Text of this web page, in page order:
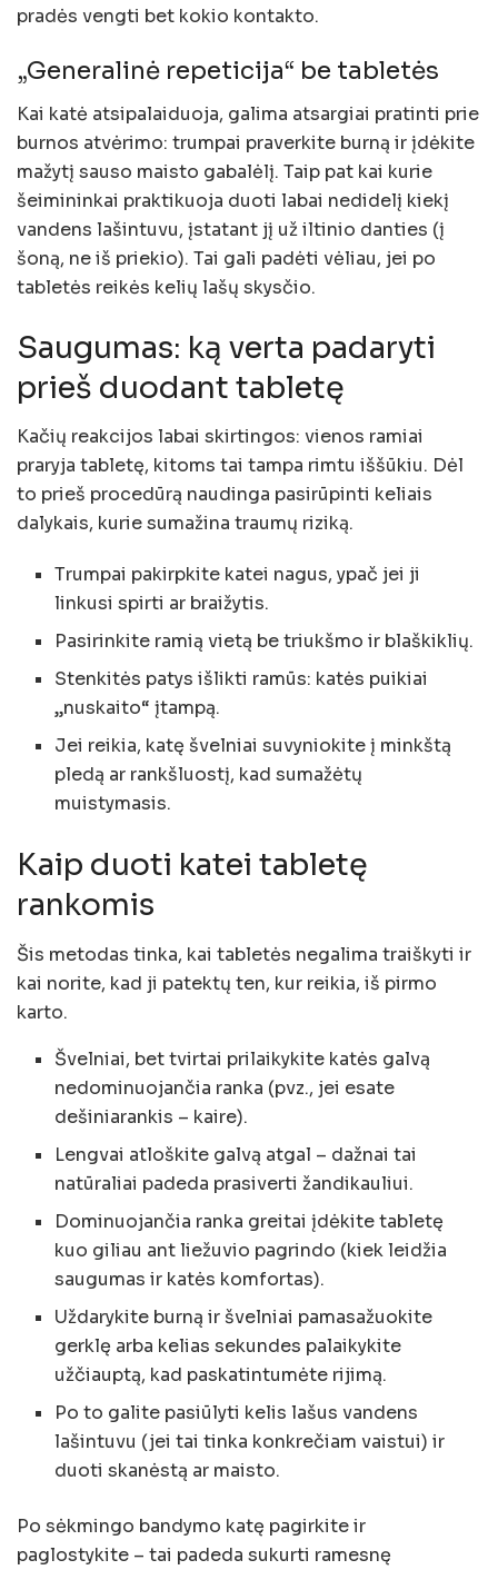
pradės vengti bet kokio kontakto.
„Generalinė repeticija“ be tabletės
Kai katė atsipalaiduoja, galima atsargiai pratinti prie
burnos atvėrimo: trumpai praverkite burną ir įdėkite
mažytį sauso maisto gabalėlį. Taip pat kai kurie
šeimininkai praktikuoja duoti labai nedidelį kiekį
vandens lašintuvu, įstatant jį už iltinio danties (į
šoną, ne iš priekio). Tai gali padėti vėliau, jei po
tabletės reikės kelių lašų skysčio.
Saugumas: ką verta padaryti
prieš duodant tabletę
Kačių reakcijos labai skirtingos: vienos ramiai
praryja tabletę, kitoms tai tampa rimtu iššūkiu. Dėl
to prieš procedūrą naudinga pasirūpinti keliais
dalykais, kurie sumažina traumų riziką.
Trumpai pakirpkite katei nagus, ypač jei ji
linkusi spirti ar braižytis.
Pasirinkite ramią vietą be triukšmo ir blaškiklių.
Stenkitės patys išlikti ramūs: katės puikiai
„nuskaito“ įtampą.
Jei reikia, katę švelniai suvyniokite į minkštą
pledą ar rankšluostį, kad sumažėtų
muistymasis.
Kaip duoti katei tabletę
rankomis
Šis metodas tinka, kai tabletės negalima traiškyti ir
kai norite, kad ji patektų ten, kur reikia, iš pirmo
karto.
Švelniai, bet tvirtai prilaikykite katės galvą
nedominuojančia ranka (pvz., jei esate
dešiniarankis – kaire).
Lengvai atloškite galvą atgal – dažnai tai
natūraliai padeda prasiverti žandikauliui.
Dominuojančia ranka greitai įdėkite tabletę
kuo giliau ant liežuvio pagrindo (kiek leidžia
saugumas ir katės komfortas).
Uždarykite burną ir švelniai pamasažuokite
gerklę arba kelias sekundes palaikykite
užčiauptą, kad paskatintumėte rijimą.
Po to galite pasiūlyti kelis lašus vandens
lašintuvu (jei tai tinka konkrečiam vaistui) ir
duoti skanėstą ar maisto.
Po sėkmingo bandymo katę pagirkite ir
paglostykite – tai padeda sukurti ramesnę